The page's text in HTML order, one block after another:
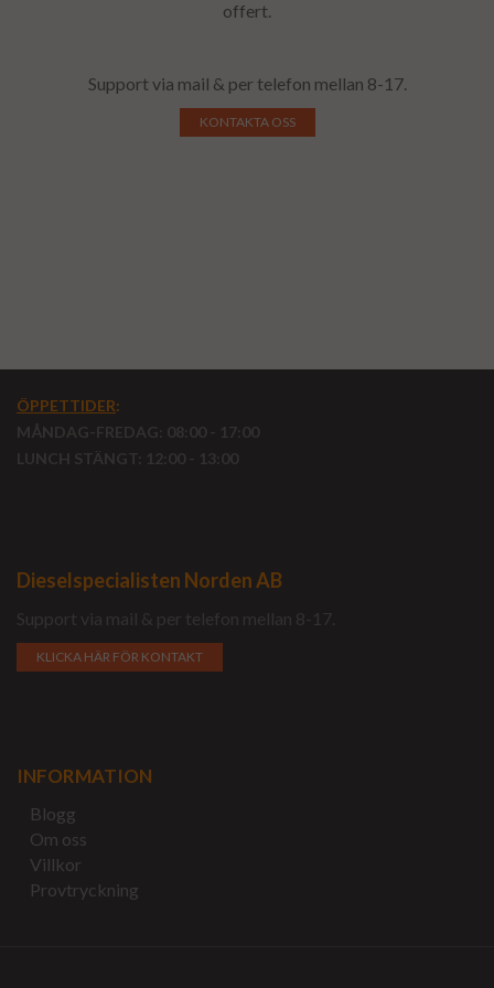
offert.
Support via mail & per telefon mellan 8-17.
KONTAKTA OSS
ÖPPETTIDER:
MÅNDAG-FREDAG: 08:00 - 17:00
LUNCH STÄNGT: 12:00 - 13:00
Dieselspecialisten Norden AB
Support via mail & per telefon mellan 8-17.
KLICKA HÄR FÖR KONTAKT
INFORMATION
Blogg
Om oss
Villkor
Provtryckning